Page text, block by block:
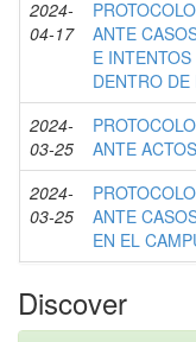
2024-
04-17
ANTE
E
DENTRO
2024-
03-25
ANTE
2024-
03-25
ANTE
EN EL
Discover